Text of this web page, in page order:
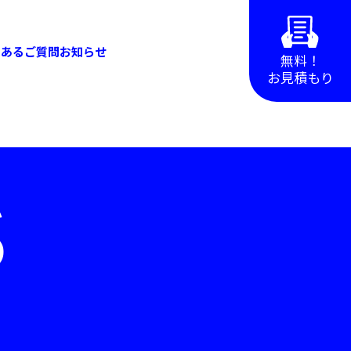
るご質問お知らせ
無料！
お見積もり